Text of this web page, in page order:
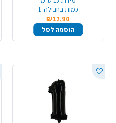
כמות בחבילה: 1
₪12.90
הוספה לסל